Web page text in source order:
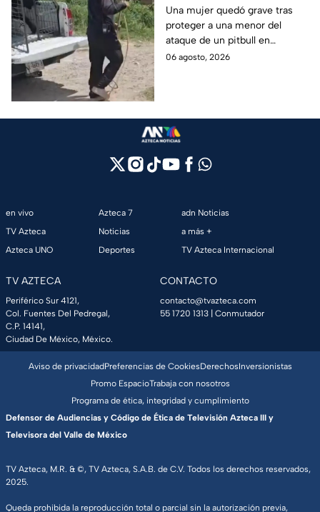
una menor; hoy lucha
por su vida en Zapopan
Una mujer quedó grave tras
proteger a una menor del
ataque de un pitbull en
Zapopan; la víctima sufrió
06 agosto, 2026
en vivo
TV Azteca
Azteca UNO
Azteca 7
Noticias
Deportes
adn Noticias
a más +
TV Azteca Internacional
TV AZTECA
Periférico Sur 4121,
Col. Fuentes Del Pedregal,
C.P. 14141,
Ciudad De México, México.
CONTACTO
contacto@tvazteca.com
55 1720 1313 | Conmutador
TV Azteca, M.R. & ©, TV Azteca, S.A.B. de C.V. Todos los derechos reservados,
2025.
Queda prohibida la reproducción total o parcial sin la autorización previa,
Aviso de privacidadPreferencias de CookiesDerechosInversionistas
Promo EspacioTrabaja con nosotros
Programa de ética, integridad y cumplimiento
Defensor de Audiencias y Código de Ética de Televisión Azteca III y
Televisora del Valle de México